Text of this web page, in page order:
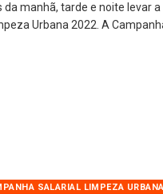
manhã, tarde e noite levar
Urbana 2022. A
SALARIAL LIMPEZA URBANA